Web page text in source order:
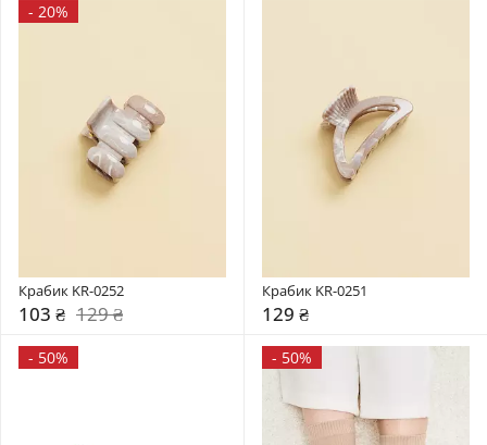
- 20%
Крабик KR-0252
103 ₴ 129 ₴
Крабик KR-0251
129 ₴
- 50% - 50%